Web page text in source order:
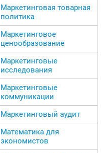
Маркетинговая товарная
политика
Маркетинговое
ценообразование
Маркетинговые
исследования
Маркетинговые
коммуникации
Маркетинговый аудит
Математика для
экономистов